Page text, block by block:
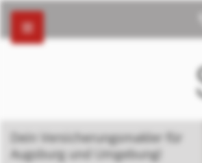
Dein Versicherungsmakler für
Augsburg und Umgebung!